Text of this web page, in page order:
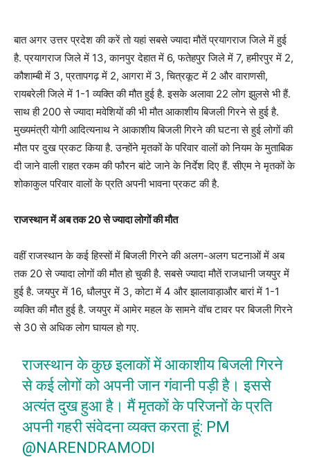
बात अगर उत्तर प्रदेश की करें तो यहां सबसे ज्यादा मौतें प्रयागराज जिले में हुई
है. प्रयागराज जिले में 13, कानपुर देहात में 6, फतेहपुर जिले में 7, हमीरपुर में 2,
कौशाम्बी में 3, प्रतापगढ़ में 2, आगरा में 3, चित्रकूट में 2 और वाराणसी,
रायबरेली जिले में 1-1 व्यक्ति की मौत हुई है. इसके अलावा 22 लोग झुलसे भी हैं.
साथ ही 200 से ज्यादा मवेशियों की भी मौत आकाशीय बिजली गिरने से हुई है.
मुख्यमंत्री योगी आदित्यनाथ ने आकाशीय बिजली गिरने की घटना से हुई लोगों की
मौत पर दुख प्रकट किया है. उन्होंने मृतकों के परिवार वालों को नियम के मुताबिक
दी जाने वाली राहत रकम की फौरन बांटे जाने के निर्देश दिए हैं. सीएम ने मृतकों के
शोकाकुल परिवार वालों के प्रति अपनी भावना प्रकट की है.
राजस्थान में अब तक 20 से ज्यादा लोगों की मौत
वहीं राजस्थान के कई हिस्सों में बिजली गिरने की अलग-अलग घटनाओं में अब
तक 20 से ज्यादा लोगों की मौत हो चुकी है. सबसे ज्यादा मौतें राजधानी जयपुर में
हुई है. जयपुर में 16, धौलपुर में 3, कोटा में 4 और झालावाड़ाऔर बारां में 1-1
व्यक्ति की मौत हुई है. जयपुर में आमेर महल के सामने वॉच टावर पर बिजली गिरने
से 30 से अधिक लोग घायल हो गए.
राजस्थान के कुछ इलाकों में आकाशीय बिजली गिरने
से कई लोगों को अपनी जान गंवानी पड़ी है। इससे
अत्यंत दुख हुआ है। मैं मृतकों के परिजनों के प्रति
अपनी गहरी संवेदना व्यक्त करता हूं: PM
@NARENDRAMODI